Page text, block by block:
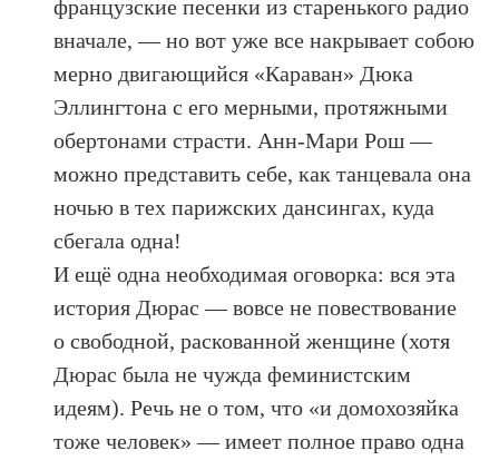
французские песенки из старенького радио
вначале, — но вот уже все накрывает собою
мерно двигающийся «Караван» Дюка
Эллингтона с его мерными, протяжными
обертонами страсти. Анн-Мари Рош —
можно представить себе, как танцевала она
ночью в тех парижских дансингах, куда
сбегала одна!
И ещё одна необходимая оговорка: вся эта
история Дюрас — вовсе не повествование
о свободной, раскованной женщине (хотя
Дюрас была не чужда феминистским
идеям). Речь не о том, что «и домохозяйка
тоже человек» — имеет полное право одна